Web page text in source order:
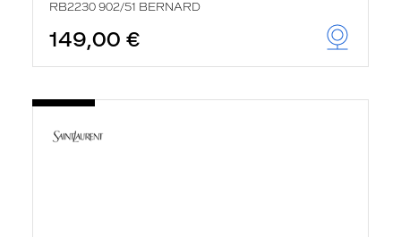
RB2230 902/51 BERNARD
149,00 €